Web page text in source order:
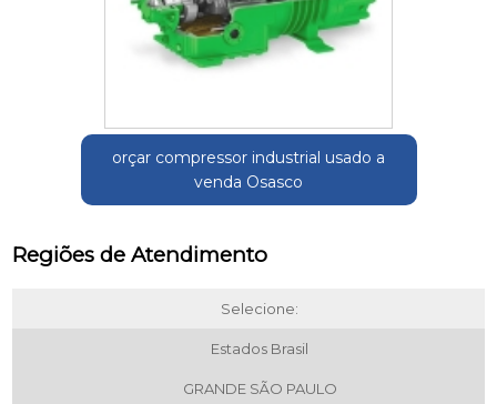
orçar compressor industrial usado a
venda Osasco
Regiões de Atendimento
Selecione:
Estados Brasil
GRANDE SÃO PAULO